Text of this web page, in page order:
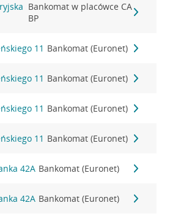
Bankomat w placówce CA
BP
11 Bankomat (Euronet)
11 Bankomat (Euronet)
11 Bankomat (Euronet)
11 Bankomat (Euronet)
42A Bankomat (Euronet)
42A Bankomat (Euronet)